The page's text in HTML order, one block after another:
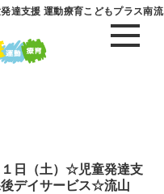
達支援 運動療育こどもプラス南流
１日（土）☆児童発達支
デイサービス☆流山